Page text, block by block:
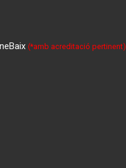
(*amb acreditació pertinent)